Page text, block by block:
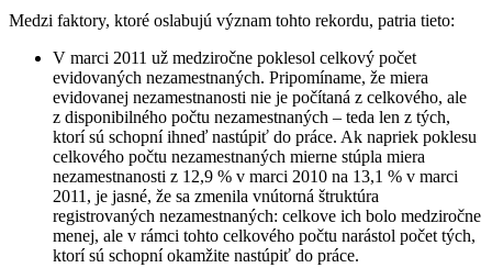
Medzi faktory, ktoré oslabujú význam tohto rekordu, patria tieto:
V marci 2011 už medziročne poklesol celkový počet
evidovaných nezamestnaných. Pripomíname, že miera
evidovanej nezamestnanosti nie je počítaná z celkového, ale
z disponibilného počtu nezamestnaných – teda len z tých,
ktorí sú schopní ihneď nastúpiť do práce. Ak napriek poklesu
celkového počtu nezamestnaných mierne stúpla miera
nezamestnanosti z 12,9 % v marci 2010 na 13,1 % v marci
2011, je jasné, že sa zmenila vnútorná štruktúra
registrovaných nezamestnaných: celkove ich bolo medziročne
menej, ale v rámci tohto celkového počtu narástol počet tých,
ktorí sú schopní okamžite nastúpiť do práce.